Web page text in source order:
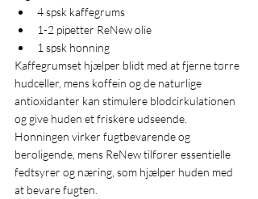
4 spsk kaffegrums
1-2 pipetter ReNew olie
1 spsk honning
Kaffegrumset hjælper blidt med at fjerne tørre
hudceller, mens koffein og de naturlige
antioxidanter kan stimulere blodcirkulationen
og give huden et friskere udseende.
Honningen virker fugtbevarende og
beroligende, mens ReNew tilfører essentielle
fedtsyrer og næring, som hjælper huden med
at bevare fugten.